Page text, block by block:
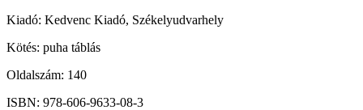
Kiadó: Kedvenc Kiadó, Székelyudvarhely
Kötés: puha táblás
Oldalszám: 140
ISBN: 978-606-9633-08-3